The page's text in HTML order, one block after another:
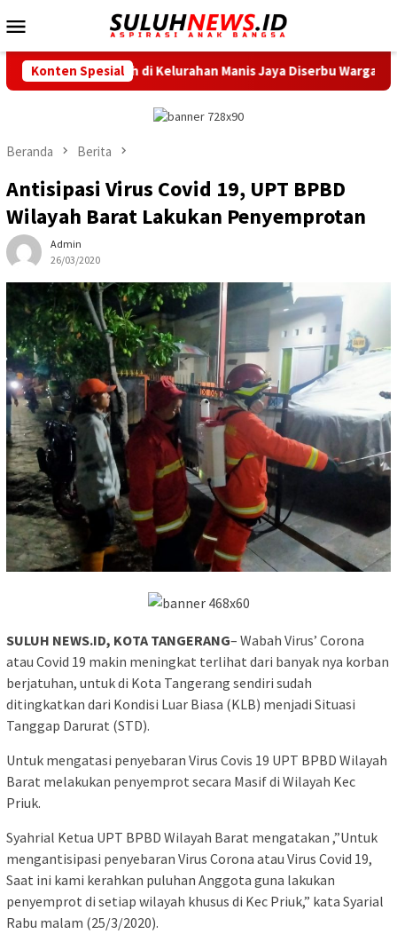
ke
Mobile
Konten Spesial
Murah di Kelurahan Manis Jaya Diserbu Warga Sambut
Beranda Berita
Antisipasi Virus Covid 19, UPT BPBD
Wilayah Barat Lakukan Penyemprotan
Admin
26/03/2020
SULUH NEWS.ID, KOTA TANGERANG– Wabah Virus’ Corona
atau Covid 19 makin meningkat terlihat dari banyak nya korban
berjatuhan, untuk di Kota Tangerang sendiri sudah
ditingkatkan dari Kondisi Luar Biasa (KLB) menjadi Situasi
Tanggap Darurat (STD).
Untuk mengatasi penyebaran Virus Covis 19 UPT BPBD Wilayah
Barat melakukan penyemprot secara Masif di Wilayah Kec
Priuk.
Syahrial Ketua UPT BPBD Wilayah Barat mengatakan ,”Untuk
mengantisipasi penyebaran Virus Corona atau Virus Covid 19,
Saat ini kami kerahkan puluhan Anggota guna lakukan
penyemprot di setiap wilayah khusus di Kec Priuk,” kata Syarial
Rabu malam (25/3/2020).